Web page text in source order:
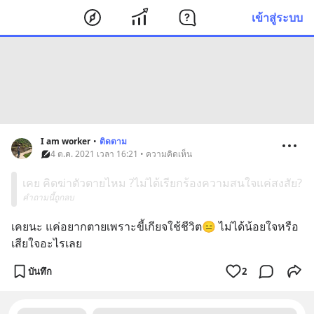
เข้าสู่ระบบ
I am worker • ติดตาม
4 ต.ค. 2021 เวลา 16:21 • ความคิดเห็น
เคย คิดฆ่าตัวตายไหม ?ไม่ได้เรียกร้องความสนใจแค่สงสัย?
คำถามนี้ถูกลบ
เคยนะ แค่อยากตายเพราะขี้เกียจใช้ชีวิต😑 ไม่ได้น้อยใจหรือ
เสียใจอะไรเลย
บันทึก 2